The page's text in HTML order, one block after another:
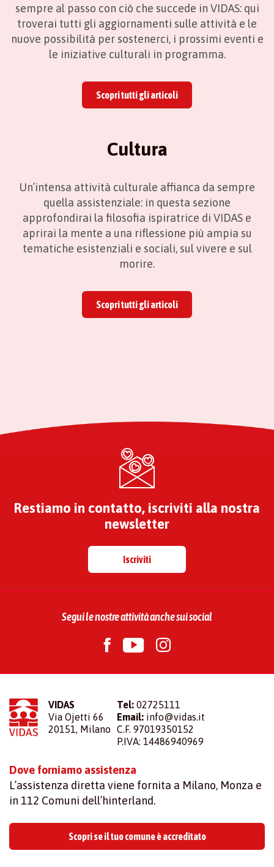
sempre al passo con ciò che succede in VIDAS: qui
troverai tutti gli aggiornamenti sulle attività e le
nuove possibilità per sostenerci, i prossimi eventi e
le iniziative culturali in programma.
Scopri tutti gli articoli
Cultura
Un’intensa attività culturale affianca da sempre
quella assistenziale: in questa sezione
approfondirai la filosofia ispiratrice di VIDAS e
aprirai la mente a una riflessione più ampia su
tematiche esistenziali e sociali, sul vivere e sul
morire.
Scopri tutti gli articoli
Restiamo in contatto, iscriviti alla nostra
newsletter
Iscriviti
Segui le nostre attività anche sui social
VIDAS
Via Ojetti 66
20151, Milano
Tel: 02725111
Email: info@vidas.it
C.F. 97019350152
P.IVA: 14486940969
Dove forniamo assistenza
L’assistenza diretta viene fornita a Milano, Monza e
in 112 Comuni dell’hinterland.
Scopri se il tuo comune è accreditato